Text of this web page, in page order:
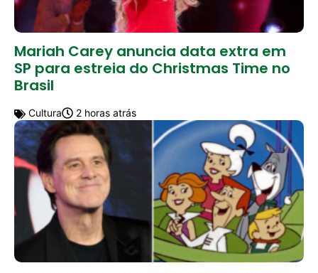
Mariah Carey anuncia data extra em
SP para estreia do Christmas Time no
Brasil
Cultura 2 horas atrás